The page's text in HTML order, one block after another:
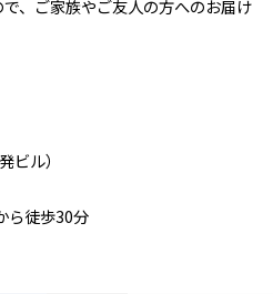
、ご家族やご友人の方へのお届け
ル）
ら徒歩30分